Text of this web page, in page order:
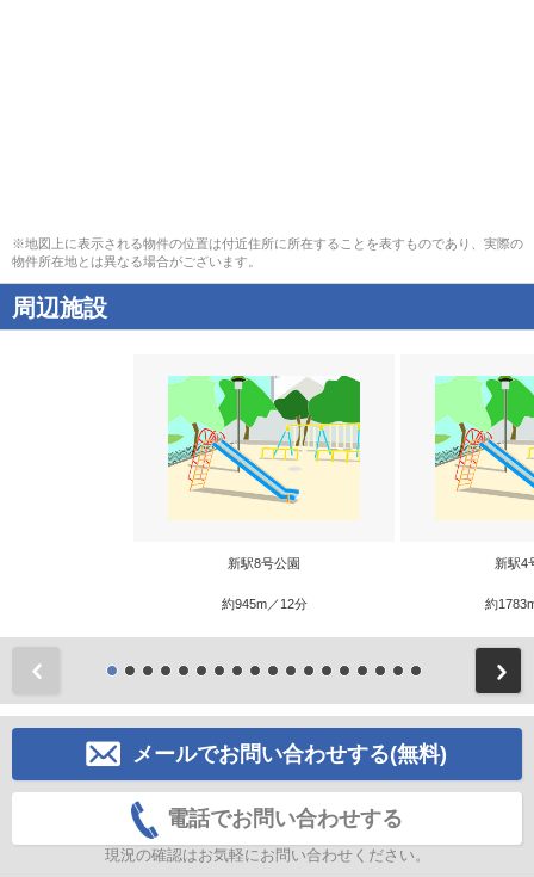
※地図上に表示される物件の位置は付近住所に所在することを表すものであり、実際の
物件所在地とは異なる場合がございます。
周辺施設
新駅8号公園
約945m／12分
新駅4
約
メールでお問い合わせする(無料)
電話でお問い合わせする
現況の確認はお気軽にお問い合わせください。